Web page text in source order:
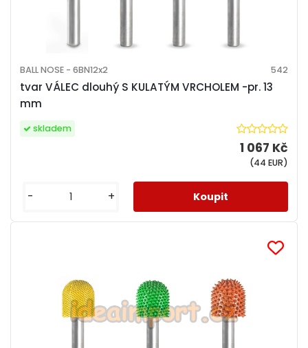
tvar VÁLEC dlouhý S KULATÝM VRCHOLEM -pr. 13
mm
BALL NOSE - 6BN12x2 542
1 067 Kč
(44 EUR)
skladem
- +